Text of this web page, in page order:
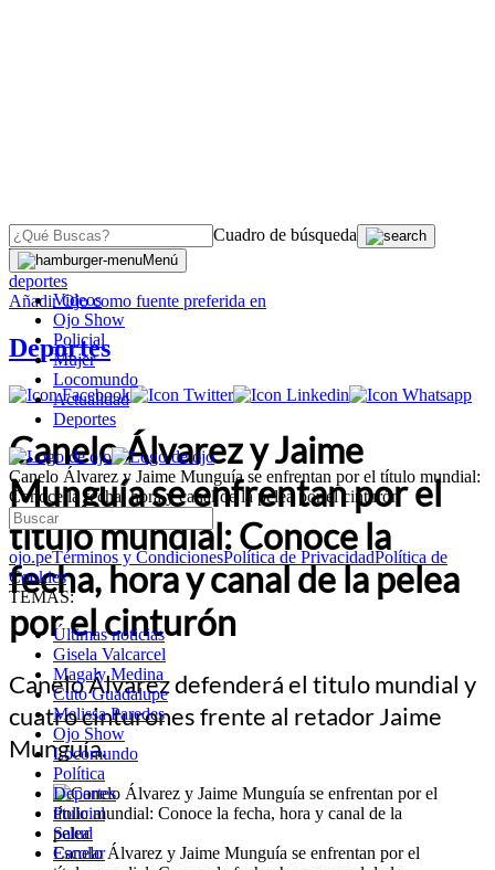
Cuadro de búsqueda
Menú
Videos
Ojo Show
Policial
Mujer
Locomundo
Actualidad
Deportes
Canelo Álvarez y Jaime Munguía se enfrentan por el título mundial:
Conoce la fecha, hora y canal de la pelea por el cinturón
ojo.peTérminos y CondicionesPolítica de PrivacidadPolítica de
Cookies
TEMAS:
Últimas noticias
Gisela Valcarcel
Magaly Medina
Cuto Guadalupe
Melissa Paredes
Ojo Show
Locomundo
Política
Deportes
Policial
Salud
Escolar
OJO
deportes
AñadirOjocomo fuente preferida en
Deportes
Canelo Álvarez y Jaime
Munguía se enfrentan por el
título mundial: Conoce la
fecha, hora y canal de la pelea
por el cinturón
Canelo Álvarez defenderá el titulo mundial y
cuatro cinturones frente al retador Jaime
Munguía.
Canelo Álvarez y Jaime Munguía se enfrentan por el